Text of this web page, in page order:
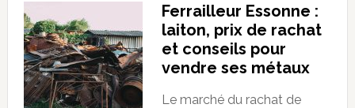
GPT-
5.6,
sa
nouvelle
génération
Ferrailleur Essonne :
laiton, prix de rachat
et conseils pour
vendre ses métaux
Le marché du rachat de